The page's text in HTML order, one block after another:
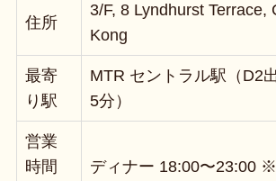
住所
3/F, 8 Lyndhurst Terrace,
Kong
最寄
り駅
MTR セントラル駅（D2
5分）
営業
時間
ディナー 18:00〜23:00